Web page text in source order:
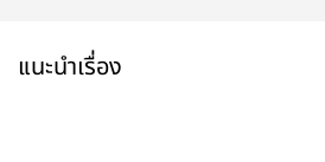
แนะนำเรื่อง